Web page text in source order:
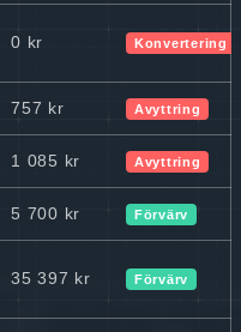
0 kr Konvertering
757 kr Avyttring
1 085 kr Avyttring
5 700 kr Förvärv
35 397 kr Förvärv